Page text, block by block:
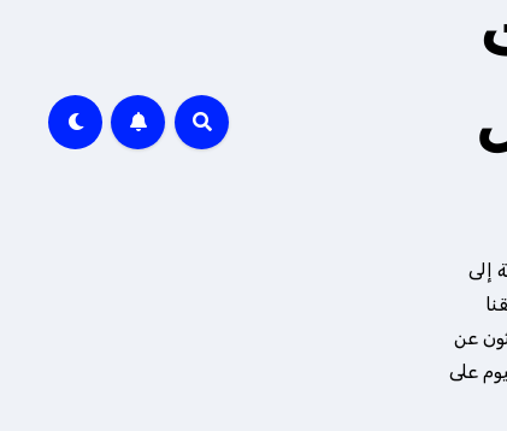
إلى
عن
على